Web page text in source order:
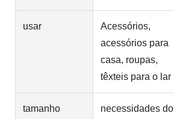
usar
Acessórios,
acessórios para
casa, roupas,
têxteis para o lar
tamanho
necessidades do